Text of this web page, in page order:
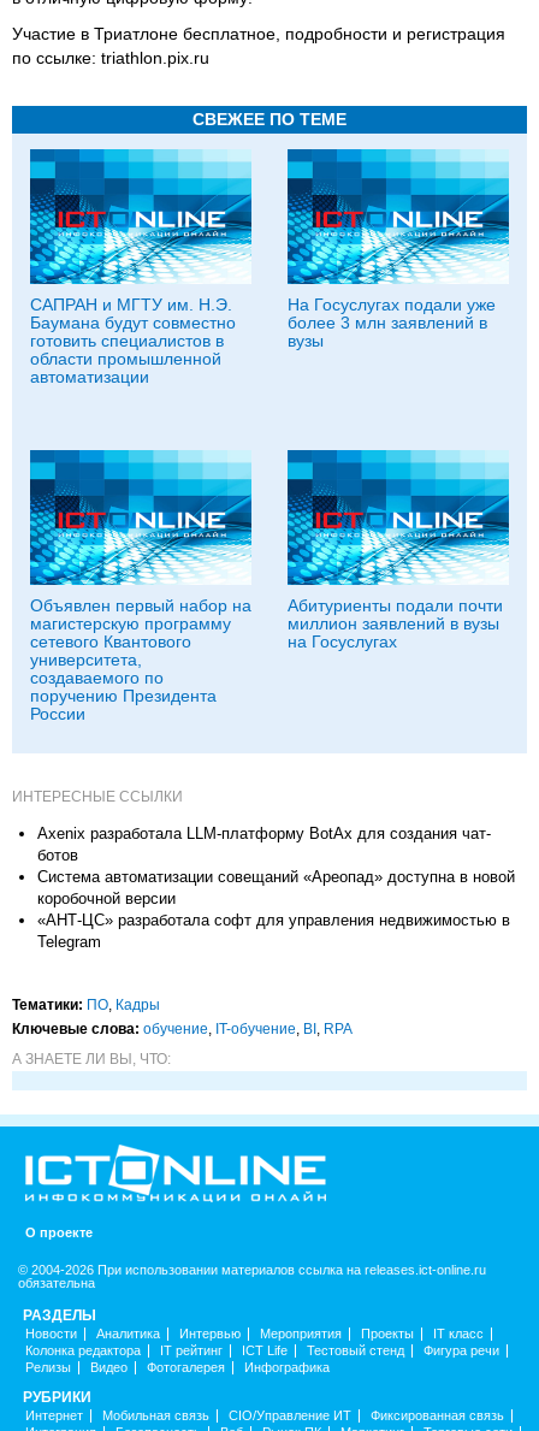
Участие в Триатлоне бесплатное, подробности и регистрация
по ссылке: triathlon.pix.ru
СВЕЖЕЕ ПО ТЕМЕ
САПРАН и МГТУ им. Н.Э.
Баумана будут совместно
готовить специалистов в
области промышленной
автоматизации
На Госуслугах подали уже
более 3 млн заявлений в
вузы
Объявлен первый набор на
магистерскую программу
сетевого Квантового
университета,
создаваемого по
поручению Президента
России
Абитуриенты подали почти
миллион заявлений в вузы
на Госуслугах
ИНТЕРЕСНЫЕ ССЫЛКИ
Axenix разработала LLM-платформу BotAx для создания чат-
ботов
Система автоматизации совещаний «Ареопад» доступна в новой
коробочной версии
«АНТ-ЦС» разработала софт для управления недвижимостью в
Telegram
Тематики: ПО, Кадры
Ключевые слова: обучение, IT-обучение, BI , RPA
А ЗНАЕТЕ ЛИ ВЫ, ЧТО:
О проекте
© 2004-2026 При использовании материалов ссылка на releases.ict-online.ru
обязательна
РАЗДЕЛЫ
Новости Аналитика Интервью Мероприятия Проекты
IT класс
Колонка редактора
IT рейтинг ICT Life Тестовый стенд
Фигура речи
Релизы
Видео Фотогалерея Инфографика
РУБРИКИ
Интернет Мобильная связь CIO/Управление ИТ
Фиксированная связь